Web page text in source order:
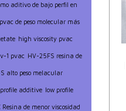
aditivo de bajo perfil en
de peso molecular más
high viscosity pvac
1 pvac HV-25FS resina de
alto peso melacular
additive low profile
de menor viscosidad